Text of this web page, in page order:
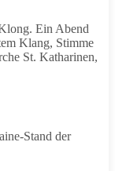
Ein Abend
Klang, Stimme
St. Katharinen,
Stand der